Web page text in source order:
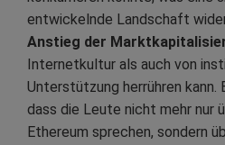
entwickelnde Landschaft
Anstieg der
Internetkultur als auch von
Unterstützung herrühren kann.
dass die Leute nicht mehr nur
Ethereum sprechen, sondern